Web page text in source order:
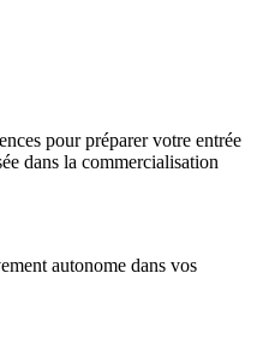
pour préparer votre entrée
dans la commercialisation
autonome dans vos